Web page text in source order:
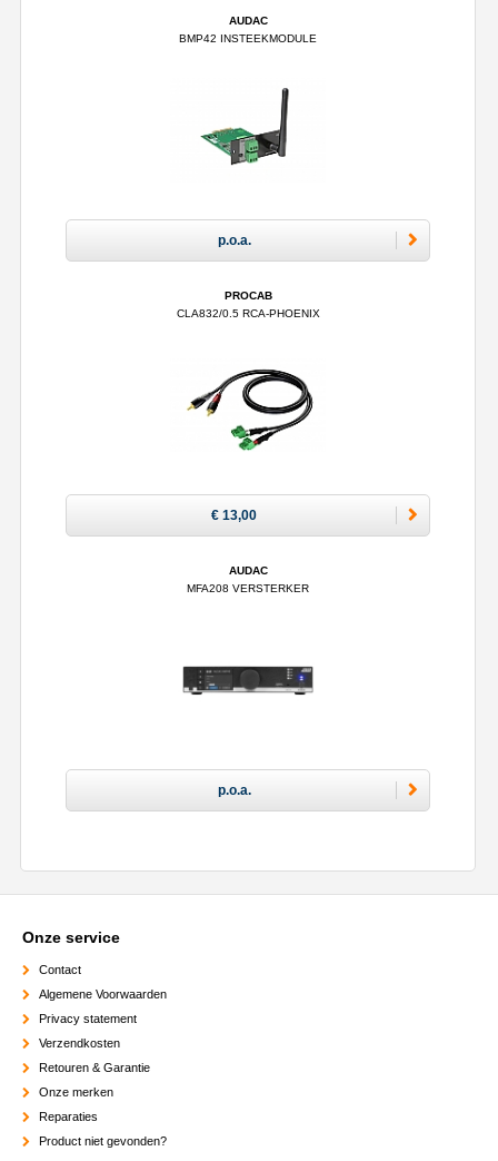
AUDAC
BMP42 INSTEEKMODULE
p.o.a.
PROCAB
CLA832/0.5 RCA-PHOENIX
€ 13,00
AUDAC
MFA208 VERSTERKER
p.o.a.
Onze service
Contact
Algemene Voorwaarden
Privacy statement
Verzendkosten
Retouren & Garantie
Onze merken
Reparaties
Product niet gevonden?